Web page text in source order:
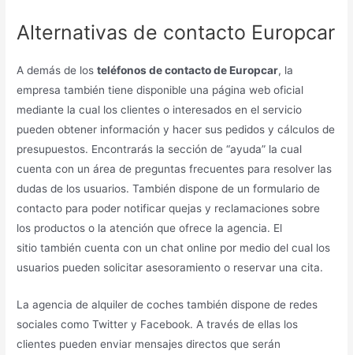
Alternativas de contacto Europcar
A demás de losteléfonos de contacto de Europcar, la
empresa también tiene disponible una página web oficial
mediante la cual los clientes o interesados en el servicio
pueden obtener información y hacer sus pedidos y cálculos de
presupuestos. Encontrarás la sección de “ayuda” la cual
cuenta con un área de preguntas frecuentes para resolver las
dudas de los usuarios. También dispone de un formulario de
contacto para poder notificar quejas y reclamaciones sobre
los productos o la atención que ofrece la agencia. El
sitio también cuenta con un chat online por medio del cual los
usuarios pueden solicitar asesoramiento o reservar una cita.
La agencia de alquiler de coches también dispone de redes
sociales como Twitter y Facebook. A través de ellas los
clientes pueden enviar mensajes directos que serán